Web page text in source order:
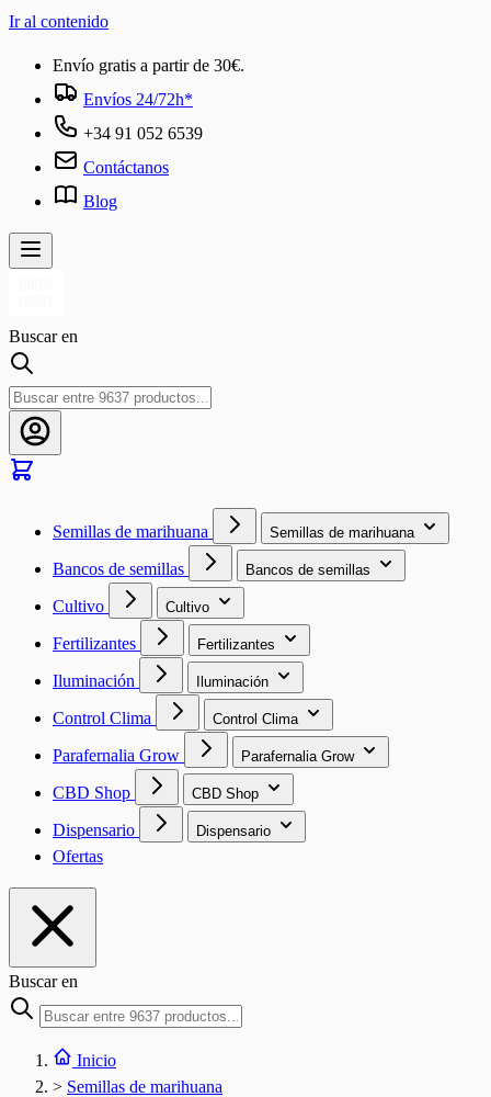
Ir al contenido
Envío gratis a partir de 30€.
Envíos 24/72h*
+34 91 052 6539
Contáctanos
Blog
Buscar en
Semillas de marihuana Semillas de marihuana
Bancos de semillas Bancos de semillas
Cultivo Cultivo
Fertilizantes Fertilizantes
Iluminación Iluminación
Control Clima Control Clima
Parafernalia Grow Parafernalia Grow
CBD Shop CBD Shop
Dispensario Dispensario
Ofertas
Buscar en
Inicio
> Semillas de marihuana